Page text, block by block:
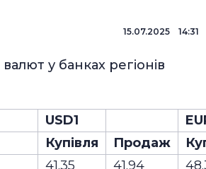
15.07.2025 14:31
валют у банках регіонів
USD1
Купівля
Продаж
41.35 41.94